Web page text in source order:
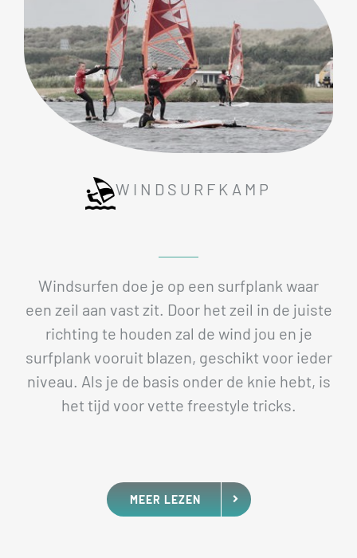
WINDSURFKAMP
Windsurfen doe je op een surfplank waar
een zeil aan vast zit. Door het zeil in de juiste
richting te houden zal de wind jou en je
surfplank vooruit blazen, geschikt voor ieder
niveau. Als je de basis onder de knie hebt, is
het tijd voor vette freestyle tricks.
MEER LEZEN